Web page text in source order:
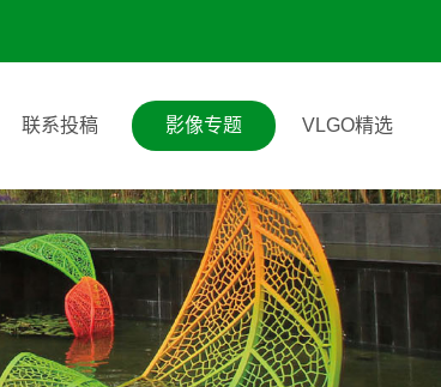
联系投稿 影像专题 VLGO精选